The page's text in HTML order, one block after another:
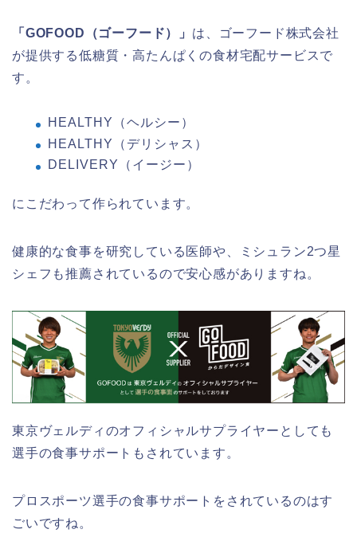
「GOFOOD（ゴーフード）」 は、ゴーフード株式会社
が提供する低糖質・高たんぱくの食材宅配サービスで
す。
HEALTHY（ヘルシー）
HEALTHY（デリシャス）
DELIVERY（イージー）
にこだわって作られています。
健康的な食事を研究している医師や、ミシュラン2つ星
シェフも推薦されているので安心感がありますね。
東京ヴェルディのオフィシャルサプライヤーとしても
選手の食事サポートもされています。
プロスポーツ選手の食事サポートをされているのはす
ごいですね。